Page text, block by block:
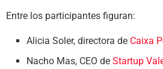
Entre los participantes figuran:
Alicia Soler, directora de Caixa
Nacho Mas, CEO deStartup